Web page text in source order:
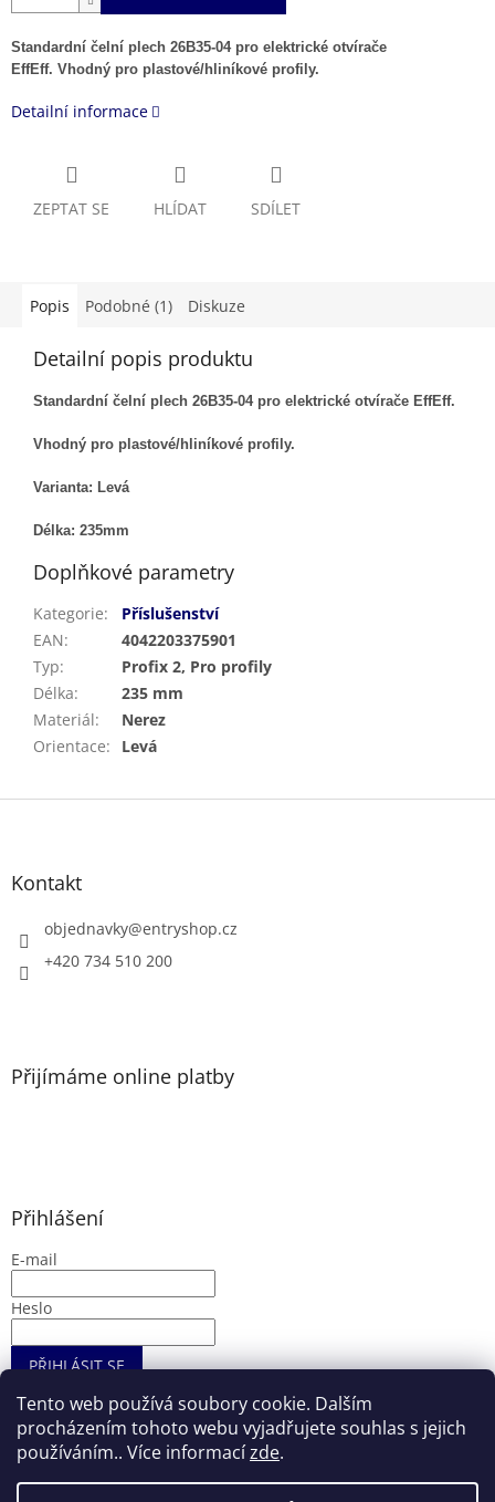
Tento web používá soubory cookie. Dalším
procházením tohoto webu vyjadřujete souhlas s jejich
používáním.. Více informacízde.
Standardní čelní plech 26B35-04 pro elektrické otvírače
EffEff. Vhodný pro plastové/hliníkové profily.
Detailní informace
ZEPTAT SE HLÍDAT SDÍLET
Popis Podobné (1) Diskuze
Detailní popis produktu
Standardní čelní plech 26B35-04 pro elektrické otvírače EffEff.
Vhodný pro plastové/hliníkové profily.
Varianta: Levá
Délka: 235mm
Doplňkové parametry
Kategorie:
Příslušenství
EAN:
4042203375901
Typ:
Profix 2, Pro profily
Délka:
235 mm
Materiál:
Nerez
Orientace: Levá
Z
Kontakt
objednavky@entryshop.cz
+420 734 510 200
Přijímáme online platby
Přihlášení
E-mail
Heslo
PŘIHLÁSIT SE
Nová registraceZapomenuté heslo